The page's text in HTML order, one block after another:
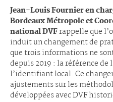
Jean-Louis Fournier en
Bordeaux Métropole et
national DVFrappelle que
induit un changement de
que trois informations ne
depuis 2019 : la référence de
l’identifiant local. Ce
ajustements sur les
développées avec DVF